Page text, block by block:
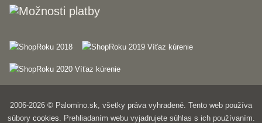
2006-2026 © Palomino.sk, všetky práva vyhradené. Tento web používa
súbory cookies. Prehliadaním webu vyjadrujete súhlas s ich používaním.